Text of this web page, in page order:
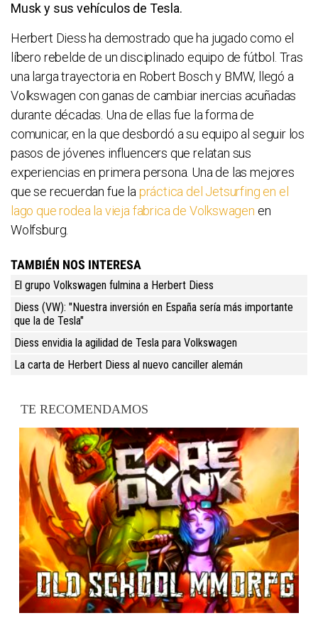
Musk y sus vehículos de Tesla.
Herbert Diess ha demostrado que ha jugado como el
líbero rebelde de un disciplinado equipo de fútbol. Tras
una larga trayectoria en Robert Bosch y BMW, llegó a
Volkswagen con ganas de cambiar inercias acuñadas
durante décadas. Una de ellas fue la forma de
comunicar, en la que desbordó a su equipo al seguir los
pasos de jóvenes influencers que relatan sus
experiencias en primera persona. Una de las mejores
que se recuerdan fue la práctica del Jetsurfing en el
lago que rodea la vieja fabrica de Volkswagen en
Wolfsburg.
TAMBIÉN NOS INTERESA
El grupo Volkswagen fulmina a Herbert Diess
Diess (VW): "Nuestra inversión en España sería más importante
que la de Tesla"
Diess envidia la agilidad de Tesla para Volkswagen
La carta de Herbert Diess al nuevo canciller alemán
TE RECOMENDAMOS